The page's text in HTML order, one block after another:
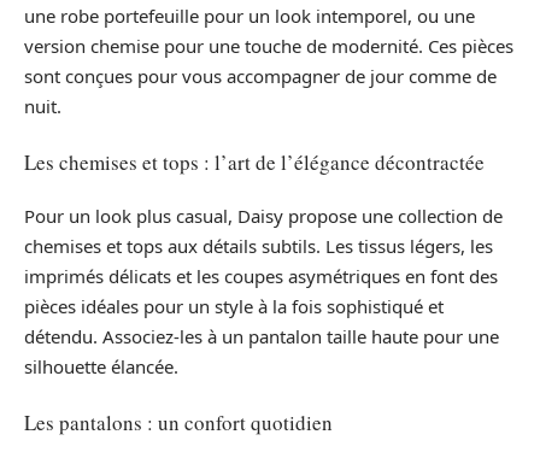
une robe portefeuille pour un look intemporel, ou une
version chemise pour une touche de modernité. Ces pièces
sont conçues pour vous accompagner de jour comme de
nuit.
Les chemises et tops : l’art de l’élégance décontractée
Pour un look plus casual, Daisy propose une collection de
chemises et tops aux détails subtils. Les tissus légers, les
imprimés délicats et les coupes asymétriques en font des
pièces idéales pour un style à la fois sophistiqué et
détendu. Associez-les à un pantalon taille haute pour une
silhouette élancée.
Les pantalons : un confort quotidien